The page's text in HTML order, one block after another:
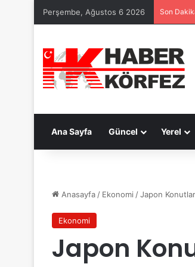
Perşembe, Ağustos 6 2026 Son
Ana Sayfa Güncel Yerel
Anasayfa / Ekonomi /Japon
Ekonomi
Japon